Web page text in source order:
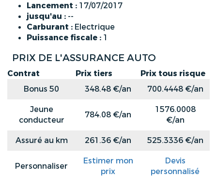
Lancement : 17/07/2017
jusqu'au : --
Carburant : Electrique
Puissance fiscale : 1
PRIX DE L'ASSURANCE AUTO
Contrat Prix tiers
Prix tous risque
Bonus 50
348.48 €/an
700.4448 €/an
Jeune
conducteur
784.08 €/an
1576.0008
€/an
Assuré au km
261.36 €/an 525.3336 €/an
Personnaliser
Estimer mon
prix
Devis
personnalisé